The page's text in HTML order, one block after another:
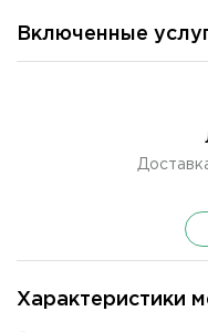
Характеристики
Включенные